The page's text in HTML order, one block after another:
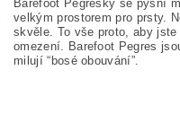
Barefoot Pegresky se pyšní
velkým prostorem pro prsty.
skvěle. To vše proto, aby
omezení. Barefoot Pegres
milují “bosé obouvání”.